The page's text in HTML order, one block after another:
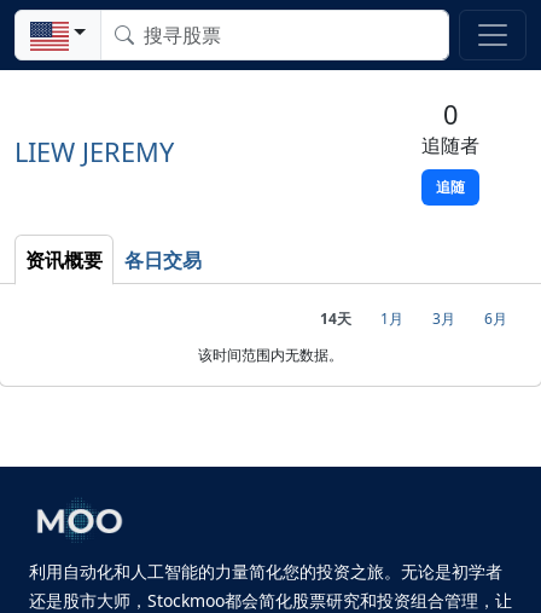
LIEW JEREMY
0
追随者
追随
资讯概要 各日交易
14天 1月 3月
6月
该时间范围内无数据。
利用自动化和人工智能的力量简化您的投资之旅。无论是初学者
还是股市大师，Stockmoo都会简化股票研究和投资组合管理，让